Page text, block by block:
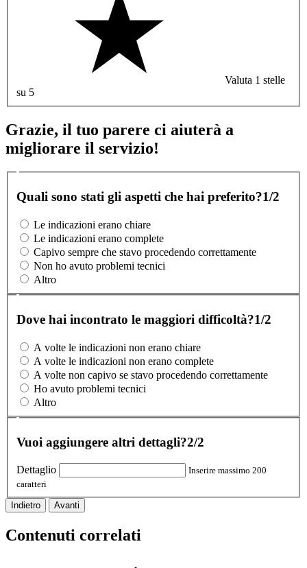
Valuta 1 stelle
su 5
Grazie, il tuo parere ci aiuterà a
migliorare il servizio!
Quali sono stati gli aspetti che hai preferito?1/2
Le indicazioni erano chiare
Le indicazioni erano complete
Capivo sempre che stavo procedendo correttamente
Non ho avuto problemi tecnici
Altro
Dove hai incontrato le maggiori difficoltà?1/2
A volte le indicazioni non erano chiare
A volte le indicazioni non erano complete
A volte non capivo se stavo procedendo correttamente
Ho avuto problemi tecnici
Altro
Vuoi aggiungere altri dettagli?2/2
Dettaglio
Inserire massimo 200
caratteri
Indietro Avanti
Contenuti correlati